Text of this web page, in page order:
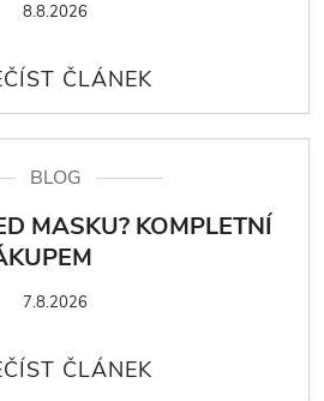
8.8.2026
BLOG
MASKU? KOMPLETNÍ
7.8.2026